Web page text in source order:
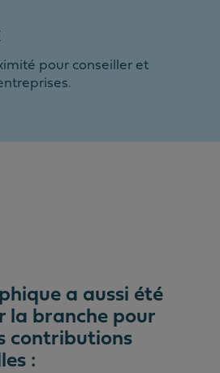
pour conseiller et
a aussi été
la branche pour
contributions
: